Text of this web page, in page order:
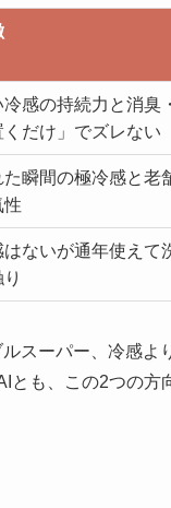
感の持続力と消臭
くだけ」でズレない
た瞬間の極冷感と老
性
はないが通年使えて
スーパー、冷感よ
とも、この2つの方